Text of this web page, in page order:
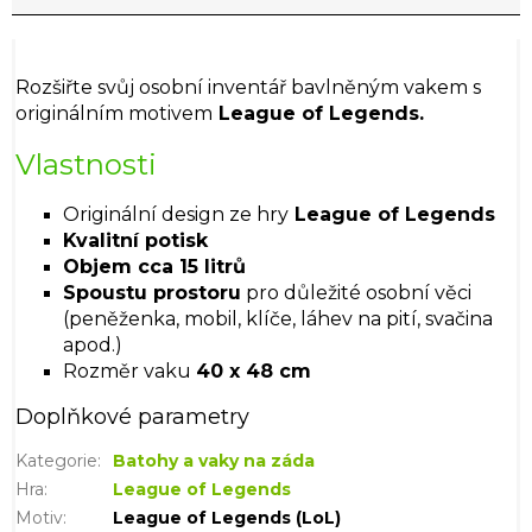
Rozšiřte svůj osobní inventář bavlněným vakem s
originálním motivem League of Legends.
Vlastnosti
Originální design ze hry League of Legends
Kvalitní potisk
Objem cca 15 litrů
Spoustu prostoru pro důležité osobní věci
(peněženka, mobil, klíče, láhev na pití, svačina
apod.)
Rozměr vaku 40 x 48 cm
Doplňkové parametry
Kategorie:
Batohy a vaky na záda
Hra:
League of Legends
Motiv:
League of Legends (LoL)